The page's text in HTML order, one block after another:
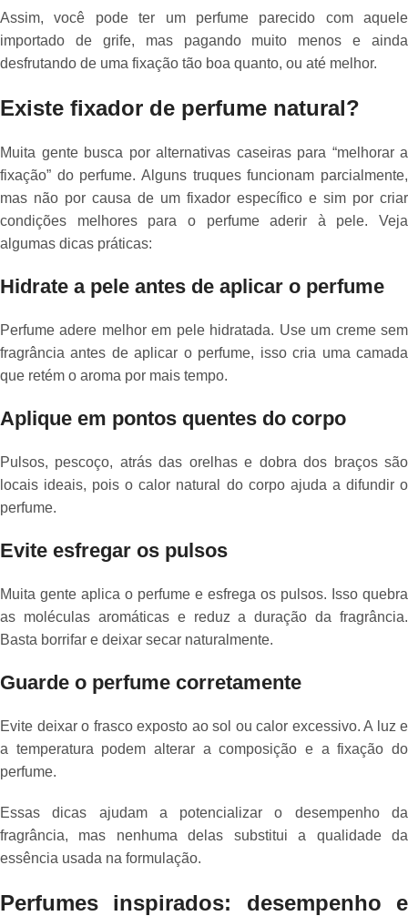
Assim, você pode ter um perfume parecido com aquele
importado de grife, mas pagando muito menos e ainda
desfrutando de uma fixação tão boa quanto, ou até melhor.
Existe fixador de perfume natural?
Muita gente busca por alternativas caseiras para “melhorar a
fixação” do perfume. Alguns truques funcionam parcialmente,
mas não por causa de um fixador específico e sim por criar
condições melhores para o perfume aderir à pele. Veja
algumas dicas práticas:
Hidrate a pele antes de aplicar o perfume
Perfume adere melhor em pele hidratada. Use um creme sem
fragrância antes de aplicar o perfume, isso cria uma camada
que retém o aroma por mais tempo.
Aplique em pontos quentes do corpo
Pulsos, pescoço, atrás das orelhas e dobra dos braços são
locais ideais, pois o calor natural do corpo ajuda a difundir o
perfume.
Evite esfregar os pulsos
Muita gente aplica o perfume e esfrega os pulsos. Isso quebra
as moléculas aromáticas e reduz a duração da fragrância.
Basta borrifar e deixar secar naturalmente.
Guarde o perfume corretamente
Evite deixar o frasco exposto ao sol ou calor excessivo. A luz e
a temperatura podem alterar a composição e a fixação do
perfume.
Essas dicas ajudam a potencializar o desempenho da
fragrância, mas nenhuma delas substitui a qualidade da
essência usada na formulação.
Perfumes inspirados: desempenho e